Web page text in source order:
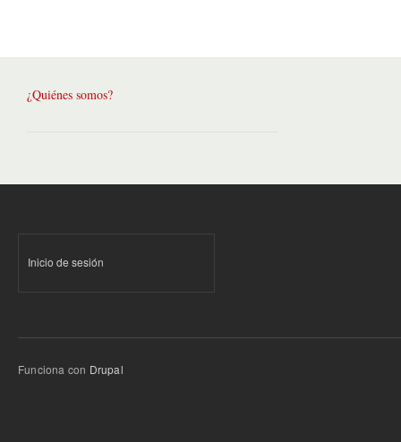
¿Quiénes somos?
Inicio de sesión
Funciona con Drupal